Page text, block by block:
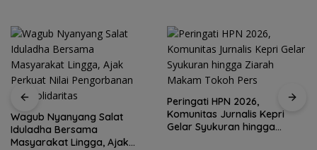
Wagub Nyanyang Salat
Iduladha Bersama
Masyarakat Lingga, Ajak
Peringati HPN 2026,
Komunitas Jurnalis Kepri
Gelar Syukuran hingga